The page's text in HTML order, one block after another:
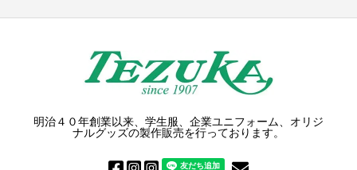
明治４０年創業以来、学生服、企業ユニフォーム、オリジ
ナルグッズの製作販売を行っております。